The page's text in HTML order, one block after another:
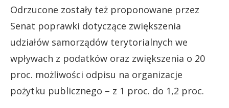
Odrzucone zostały też proponowane przez
Senat poprawki dotyczące zwiększenia
udziałów samorządów terytorialnych we
wpływach z podatków oraz zwiększenia o 20
proc. możliwości odpisu na organizacje
pożytku publicznego – z 1 proc. do 1,2 proc.